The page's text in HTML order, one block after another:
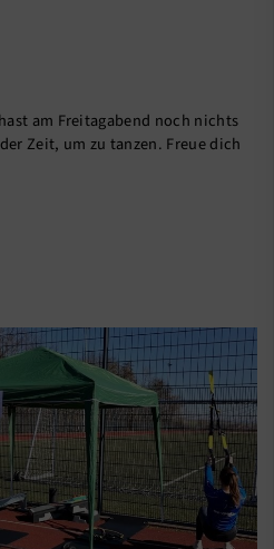
am Freitagabend noch nichts
Zeit, um zu tanzen. Freue dich